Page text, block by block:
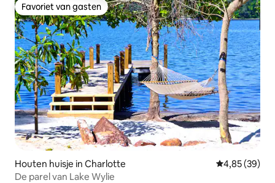
Favoriet van gasten
Favoriet van gasten
Houten huisje in Charlotte Gemiddelde
4,85 (39)
De parel van Lake Wylie